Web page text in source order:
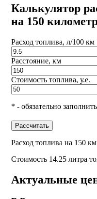
Калькулятор
на 150
Расход топлива, л/100 км
Расстояние, км
Стоимость топлива, у.е.
* - обязательно заполнить
Рассчитать
Расход топлива на 150
Стоимость 14.25 литра
Актуальные